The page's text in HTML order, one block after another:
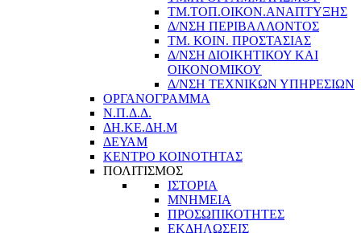
ΤΜ.ΤΟΠ.ΟΙΚΟΝ.ΑΝΑΠΤΥΞΗΣ
Δ/ΝΣΗ ΠΕΡΙΒΑΛΛΟΝΤΟΣ
ΤΜ. ΚΟΙΝ. ΠΡΟΣΤΑΣΙΑΣ
Δ/ΝΣΗ ΔΙΟΙΚΗΤΙΚΟΥ ΚΑΙ
ΟΙΚΟΝΟΜΙΚΟΥ
Δ/ΝΣΗ ΤΕΧΝΙΚΩΝ ΥΠΗΡΕΣΙΩΝ
ΟΡΓΑΝΟΓΡΑΜΜΑ
Ν.Π.Δ.Δ.
ΔΗ.ΚΕ.ΔΗ.Μ
ΔΕΥΑΜ
ΚΕΝΤΡΟ ΚΟΙΝΟΤΗΤΑΣ
ΠΟΛΙΤΙΣΜΟΣ
ΙΣΤΟΡΙΑ
ΜΝΗΜΕΙΑ
ΠΡΟΣΩΠΙΚΟΤΗΤΕΣ
ΕΚΔΗΛΩΣΕΙΣ